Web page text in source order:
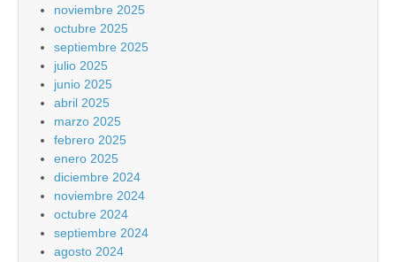
noviembre 2025
octubre 2025
septiembre 2025
julio 2025
junio 2025
abril 2025
marzo 2025
febrero 2025
enero 2025
diciembre 2024
noviembre 2024
octubre 2024
septiembre 2024
agosto 2024